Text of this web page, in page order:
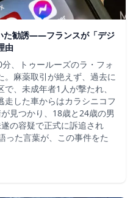
た勧誘――フランスが「デジ
由
、トゥールーズのラ・フォ
。麻薬取引が絶えず、過去に
、未成年者1人が撃たれ、
した車からはカラシニコフ
見つかり、18歳と24歳の男
の容疑で正式に訴追され
った言葉が、この事件をた